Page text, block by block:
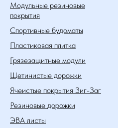
Модульные резиновые
покрытия
Спортивные будоматы
Пластиковая плитка
Грязезащитные модули
Щетинистые дорожки
Ячеистые покрытия Зиг-Заг
Резиновые дорожки
ЭВА листы